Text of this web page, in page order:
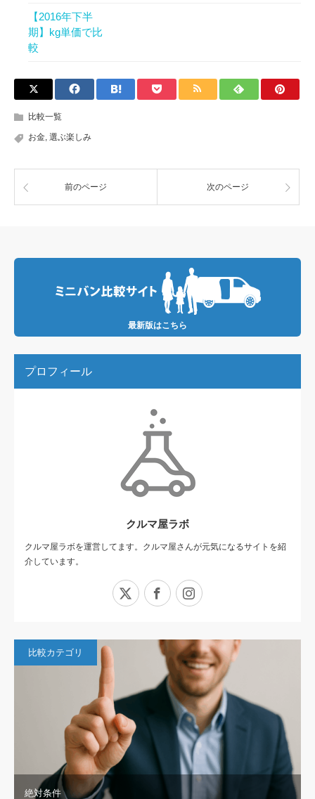
【2016年下半
期】kg単価で比
較
比較一覧
お金, 選ぶ楽しみ
前のページ 次のページ
最新版はこちら
プロフィール
クルマ屋ラボ
クルマ屋ラボを運営してます。クルマ屋さんが元気になるサイトを紹
介しています。
Facebook
比較カテゴリ
絶対条件